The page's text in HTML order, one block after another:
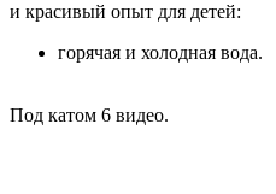
и красивый опыт для детей:
горячая и холодная вода.
Под катом 6 видео.